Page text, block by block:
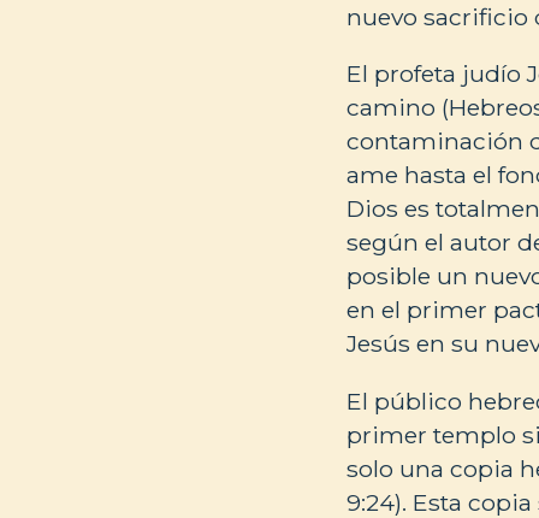
nuevo sacrificio
El profeta judío
camino
contaminación
ame hasta el
Dios es
según el autor
posible un
en el primer
Jesús en su
El público
primer templo
solo una copia
9:24). Esta